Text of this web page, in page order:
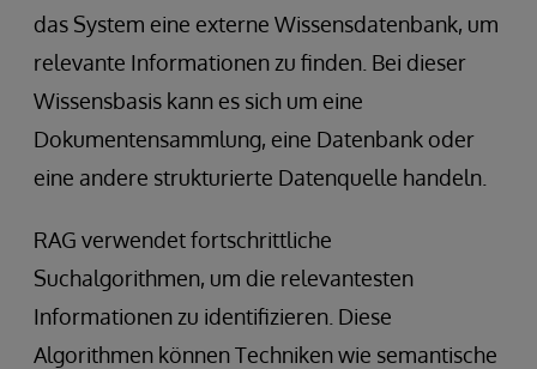
das System eine externe Wissensdatenbank, um
relevante Informationen zu finden. Bei dieser
Wissensbasis kann es sich um eine
Dokumentensammlung, eine Datenbank oder
eine andere strukturierte Datenquelle handeln.
RAG verwendet fortschrittliche
Suchalgorithmen, um die relevantesten
Informationen zu identifizieren. Diese
Algorithmen können Techniken wie semantische